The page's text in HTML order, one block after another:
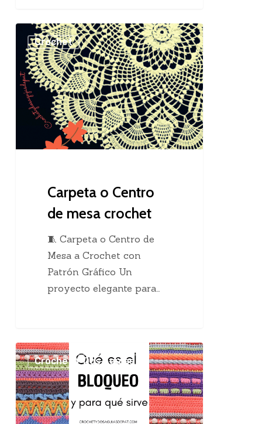
Carpeta
Centro
de
mesa
crochet
Crochet
Carpeta o Centro
de mesa crochet
🧵 Carpeta o Centro de
Mesa a Crochet con
Patrón Gráfico Un
proyecto elegante para…
El
maravilloso
bloqueo
en
el
Crochet Y Dos Agujas